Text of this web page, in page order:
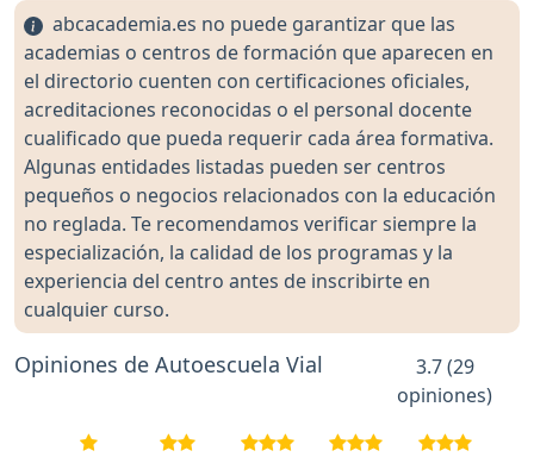
abcacademia.es no puede garantizar que las
academias o centros de formación que aparecen en
el directorio cuenten con certificaciones oficiales,
acreditaciones reconocidas o el personal docente
cualificado que pueda requerir cada área formativa.
Algunas entidades listadas pueden ser centros
pequeños o negocios relacionados con la educación
no reglada. Te recomendamos verificar siempre la
especialización, la calidad de los programas y la
experiencia del centro antes de inscribirte en
cualquier curso.
Opiniones de Autoescuela Vial
3.7 (29
opiniones)